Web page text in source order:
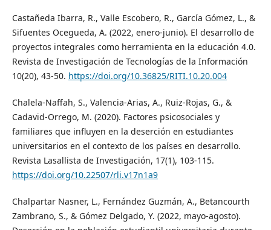
Castañeda Ibarra, R., Valle Escobero, R., García Gómez, L., &
Sifuentes Ocegueda, A. (2022, enero-junio). El desarrollo de
proyectos integrales como herramienta en la educación 4.0.
Revista de Investigación de Tecnologías de la Información
10(20), 43-50. https://doi.org/10.36825/RITI.10.20.004
Chalela-Naffah, S., Valencia-Arias, A., Ruiz-Rojas, G., &
Cadavid-Orrego, M. (2020). Factores psicosociales y
familiares que influyen en la deserción en estudiantes
universitarios en el contexto de los países en desarrollo.
Revista Lasallista de Investigación, 17(1), 103-115.
https://doi.org/10.22507/rli.v17n1a9
Chalpartar Nasner, L., Fernández Guzmán, A., Betancourth
Zambrano, S., & Gómez Delgado, Y. (2022, mayo-agosto).